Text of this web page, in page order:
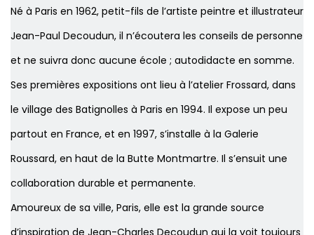
Né à Paris en 1962, petit-fils de l’artiste peintre et illustrateur
Jean-Paul Decoudun, il n’écoutera les conseils de personne
et ne suivra donc aucune école ; autodidacte en somme.
Ses premières expositions ont lieu à l’atelier Frossard, dans
le village des Batignolles à Paris en 1994. Il expose un peu
partout en France, et en 1997, s’installe à la Galerie
Roussard, en haut de la Butte Montmartre. Il s’ensuit une
collaboration durable et permanente.
Amoureux de sa ville, Paris, elle est la grande source